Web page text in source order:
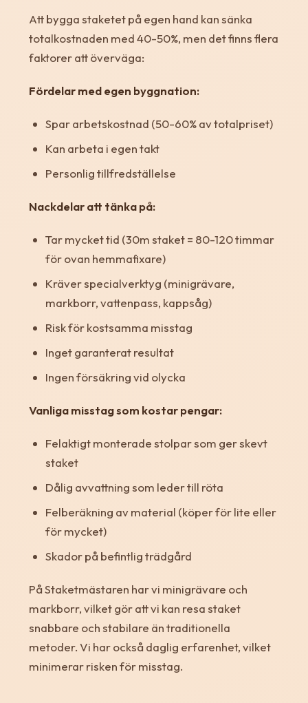
Att bygga staketet på egen hand kan sänka
totalkostnaden med 40-50%, men det finns flera
faktorer att överväga:
Fördelar med egen byggnation:
Spar arbetskostnad (50-60% av totalpriset)
Kan arbeta i egen takt
Personlig tillfredställelse
Nackdelar att tänka på:
Tar mycket tid (30m staket = 80-120 timmar
för ovan hemmafixare)
Kräver specialverktyg (minigrävare,
markborr, vattenpass, kappsåg)
Risk för kostsamma misstag
Inget garanterat resultat
Ingen försäkring vid olycka
Vanliga misstag som kostar pengar:
Felaktigt monterade stolpar som ger skevt
staket
Dålig avvattning som leder till röta
Felberäkning av material (köper för lite eller
för mycket)
Skador på befintlig trädgård
På Staketmästaren har vi minigrävare och
markborr, vilket gör att vi kan resa staket
snabbare och stabilare än traditionella
metoder. Vi har också daglig erfarenhet, vilket
minimerar risken för misstag.